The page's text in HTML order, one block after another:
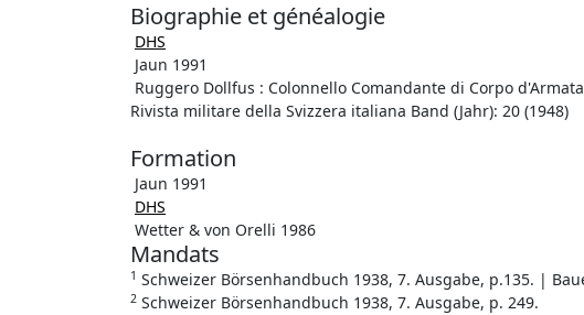
Biographie et généalogie
DHS
Jaun 1991
Ruggero Dollfus : Colonnello Comandante di Corpo
Rivista militare della Svizzera italiana Band (Jahr): 20 (1948)
Formation
Jaun 1991
DHS
Wetter & von Orelli 1986
Mandats
1 Schweizer Börsenhandbuch 1938, 7. Ausgabe, p.135. |
2 Schweizer Börsenhandbuch 1938, 7. Ausgabe, p. 249.